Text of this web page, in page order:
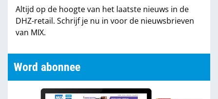
Partners
Altijd op de hoogte van het laatste nieuws in de
DHZ-retail. Schrijf je nu in voor de nieuwsbrieven
van MIX.
Word abonnee